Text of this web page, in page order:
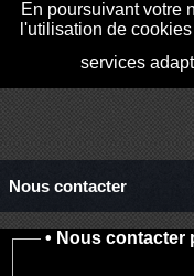
En poursuivant votre
l'utilisation de
services
Nous contacter
• Nous contacter